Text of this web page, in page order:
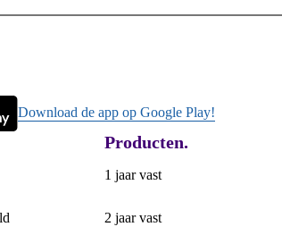
Download de app op Google Play!
Producten.
1 jaar vast
2 jaar vast